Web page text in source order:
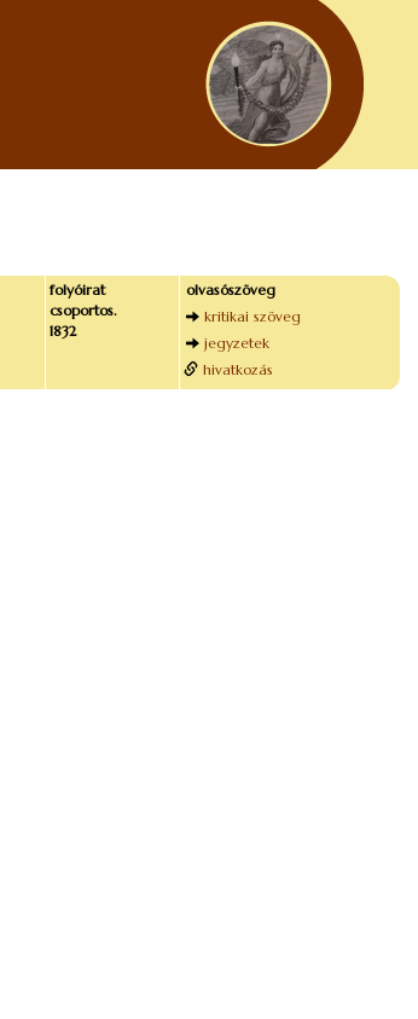
folyóirat
csoportos.
1832
olvasószöveg
kritikai szöveg
jegyzetek
hivatkozás